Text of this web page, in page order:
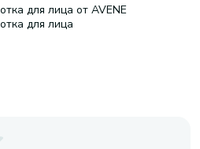
для лица от AVENE
для лица